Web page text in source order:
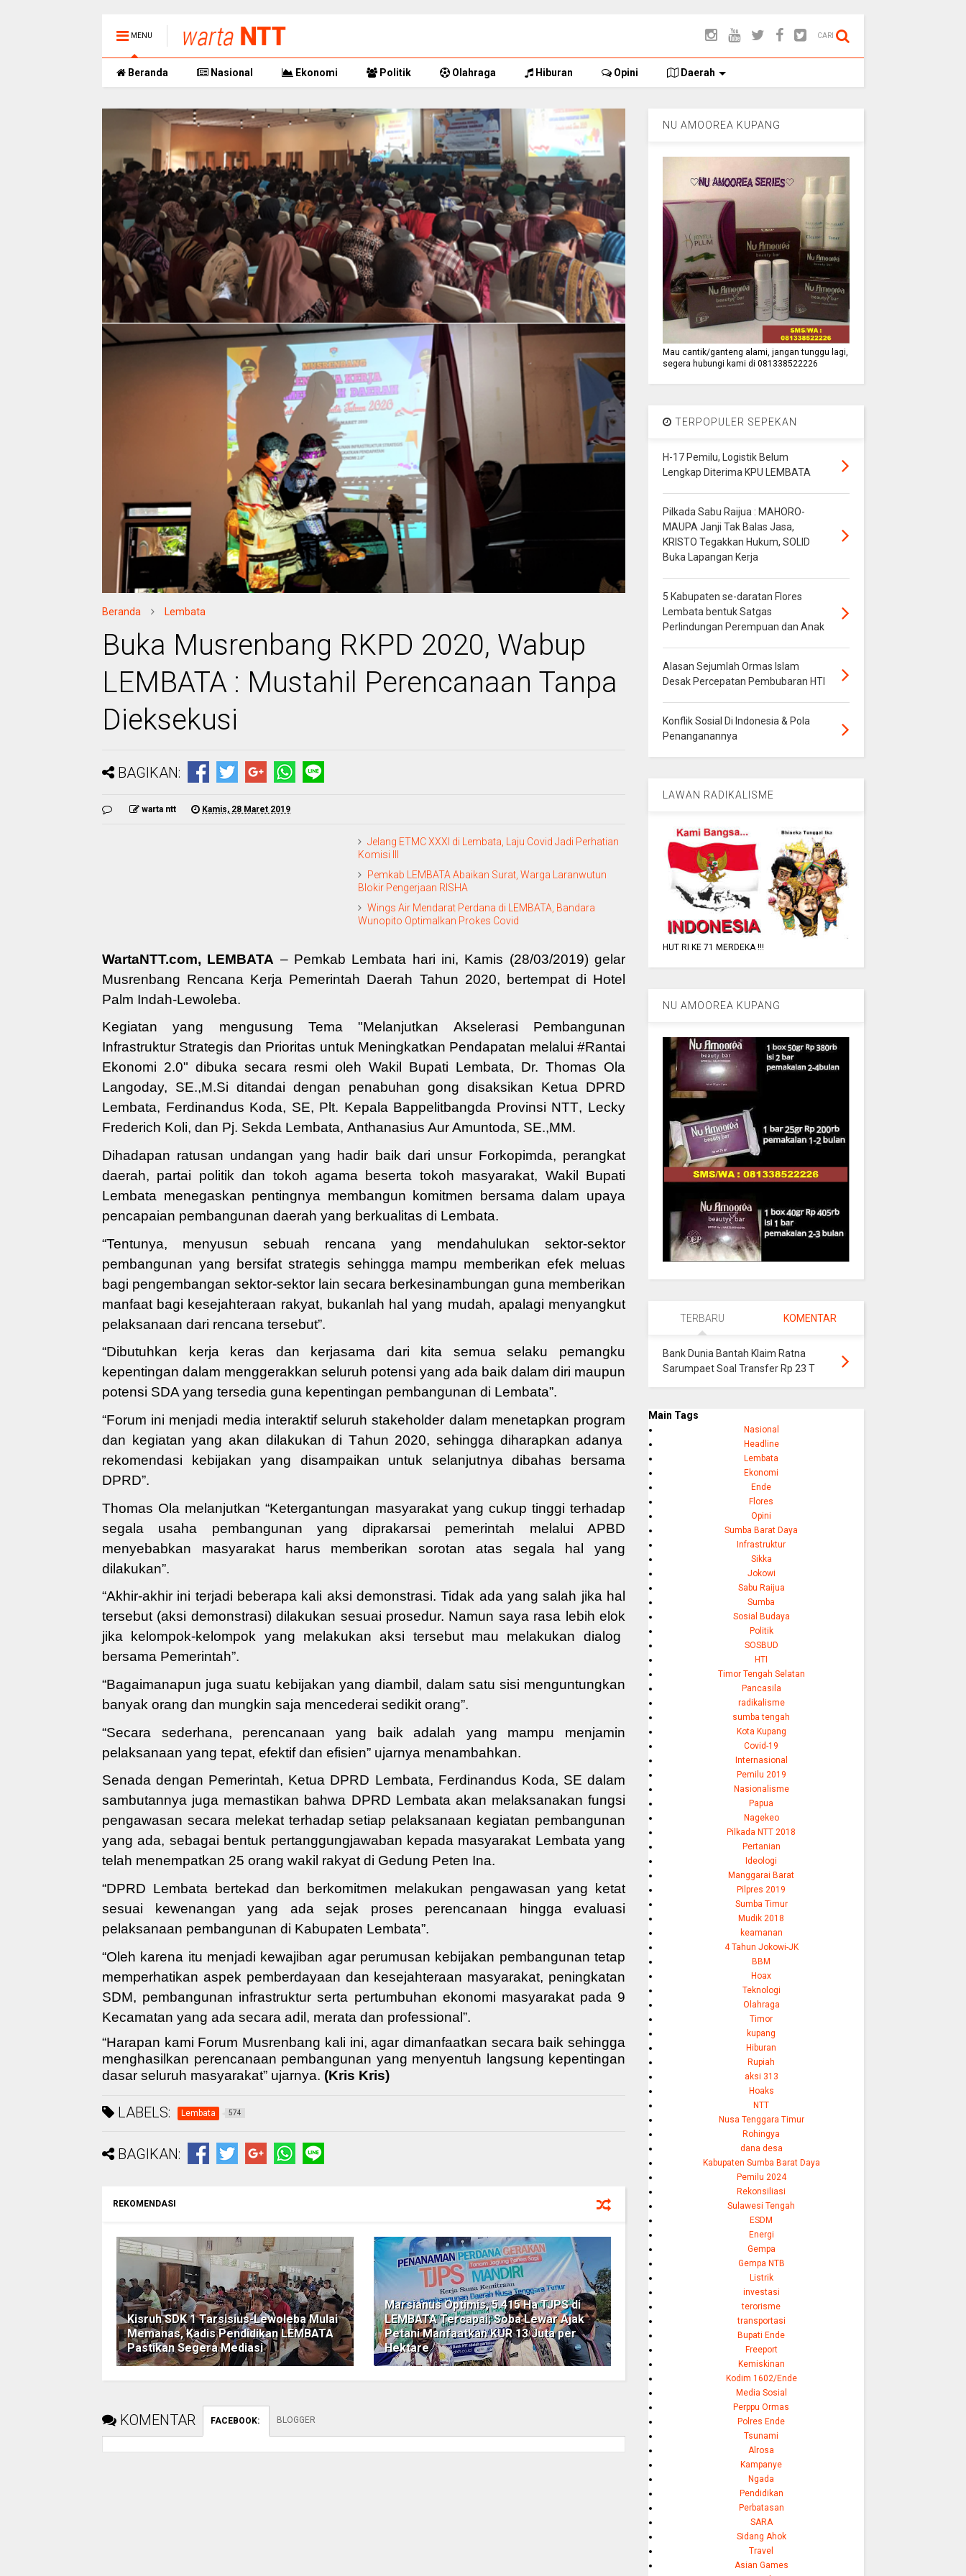
MENU CARI
Beranda Nasional Ekonomi Politik Olahraga Hiburan Opini Daerah
Beranda Lembata
Buka Musrenbang RKPD 2020, Wabup
LEMBATA : Mustahil Perencanaan Tanpa
Dieksekusi
BAGIKAN:
warta ntt Kamis, 28 Maret 2019
Jelang ETMC XXXI di Lembata, Laju Covid Jadi Perhatian
Komisi III
Pemkab LEMBATA Abaikan Surat, Warga Laranwutun
Blokir Pengerjaan RISHA
Wings Air Mendarat Perdana di LEMBATA, Bandara
Wunopito Optimalkan Prokes Covid
WartaNTT.com, LEMBATA – Pemkab Lembata hari ini, Kamis (28/03/2019) gelar
Musrenbang Rencana Kerja Pemerintah Daerah Tahun 2020, bertempat di Hotel
Palm Indah-Lewoleba.
Kegiatan yang mengusung Tema "Melanjutkan Akselerasi Pembangunan
Infrastruktur Strategis dan Prioritas untuk Meningkatkan Pendapatan melalui #Rantai
Ekonomi 2.0" dibuka secara resmi oleh Wakil Bupati Lembata, Dr. Thomas Ola
Langoday, SE.,M.Si ditandai dengan penabuhan gong disaksikan Ketua DPRD
Lembata, Ferdinandus Koda, SE, Plt. Kepala Bappelitbangda Provinsi NTT, Lecky
Frederich Koli, dan Pj. Sekda Lembata, Anthanasius Aur Amuntoda, SE.,MM.
Dihadapan ratusan undangan yang hadir baik dari unsur Forkopimda, perangkat
daerah, partai politik dan tokoh agama beserta tokoh masyarakat, Wakil Bupati
Lembata menegaskan pentingnya membangun komitmen bersamadalam upaya
pencapaian pembangunan daerah yang berkualitas di Lembata.
“Tentunya, menyusun sebuah rencana yang mendahulukan sektor-sektor
pembangunan yang bersifat strategis sehingga mampu memberikan efek meluas
bagi pengembangan sektor-sektor lain secara berkesinambungan guna memberikan
manfaat bagi kesejahteraan rakyat, bukanlah hal yang mudah, apalagi menyangkut
pelaksanaan dari rencana tersebut”.
“Dibutuhkan kerja keras dan kerjasama dari kita semua selaku pemangku
kepentingan dalam menggerakkan seluruh potensi yang ada baik dalam diri maupun
potensi SDA yang tersedia guna kepentingan pembangunan di Lembata”.
“Forum ini menjadi media interaktif seluruh stakeholder dalam menetapkan program
dan
kegiatan yang akan dilakukan di Tahun 2020, sehingga diharapkan adanya
rekomendasi kebijakan yang disampaikan untuk selanjutnyadibahas bersama
DPRD”.
Thomas Ola melanjutkan “Ketergantungan masyarakat yang cukup tinggi terhadap
segala usaha pembangunan yang diprakarsai pemerintah melalui APBD
menyebabkan masyarakat harus memberikan sorotan atas segala hal yang
dilakukan”.
“Akhir-akhir ini terjadi beberapa kali aksi demonstrasi. Tidak ada yang salah jika hal
tersebut (aksi demonstrasi) dilakukan sesuai prosedur. Namun saya rasa lebih elok
jika kelompok-kelompok yang melakukan aksi tersebut mau melakukan dialog
bersama Pemerintah”.
“Bagaimanapun juga suatu kebijakan yang diambil , dalam satu sisi menguntungkan
banyak orang dan mungkin saja mencederai sedikit orang”.
“Secara sederhana, perencanaan yang baik adalah yang mampu menjamin
pelaksanaan yang tepat, efektif dan efisien” ujarnya menambahkan.
Senada dengan Pemerintah, Ketua DPRD Lembata, Ferdinandus Koda, SE dalam
sambutannya juga memastikan bahwa DPRD Lembata akan melaksanakan fungsi
pengawasan secara melekat terhadap setiap pelaksanaan kegiatan pembangunan
yang ada, sebagai bentuk pertanggungjawaban kepada masyarakat Lembata yang
telah menempatkan 25 orang wakil rakyat di Gedung Peten Ina.
“DPRD Lembata bertekad dan berkomitmen melakukan pengawasan yang ketat
sesuai kewenangan yang ada sejak proses perencanaan hingga evaluasi
pelaksanaan pembangunan di Kabupaten Lembata”.
“Oleh karena itu menjadi kewajiban agar perumusan kebijakan pembangunan tetap
memperhatikan aspek pemberdayaan dan kesejahteraan masyarakat, peningkatan
SDM, pembangunan infrastruktur serta pertumbuhan ekonomi masyarakat pada 9
Kecamatan yang ada secara adil, merata dan professional”.
“Harapan kami Forum Musrenbang kali ini,agar dimanfaatkan secara baik sehingga
menghasilkan perencanaan pembangunan yang menyentuh langsung kepentingan
dasar seluruh masyarakat” ujarnya. (Kris Kris)
LABELS: Lembata 574
BAGIKAN:
REKOMENDASI
Kisruh SDK 1 Tarsisius-Lewoleba Mulai
Memanas, Kadis Pendidikan LEMBATA
Pastikan Segera Mediasi
Marsianus Optimis, 5.415 Ha TJPS di
LEMBATA Tercapai; Soba Lewar Ajak
Petani Manfaatkan KUR 13 Juta per
Hektare
KOMENTAR FACEBOOK: BLOGGER
NU AMOOREA KUPANG
Mau cantik/ganteng alami, jangan tunggu lagi,
segera hubungi kami di 081338522226
TERPOPULER SEPEKAN
H-17 Pemilu, Logistik Belum
Lengkap Diterima KPU LEMBATA
Pilkada Sabu Raijua : MAHORO-
MAUPA Janji Tak Balas Jasa,
KRISTO Tegakkan Hukum, SOLID
Buka Lapangan Kerja
5 Kabupaten se-daratan Flores
Lembata bentuk Satgas
Perlindungan Perempuan dan Anak
Alasan Sejumlah Ormas Islam
Desak Percepatan Pembubaran HTI
Konflik Sosial Di Indonesia & Pola
Penanganannya
LAWAN RADIKALISME
HUT RI KE 71 MERDEKA !!!
NU AMOOREA KUPANG
TERBARU KOMENTAR
Bank Dunia Bantah Klaim Ratna
Sarumpaet Soal Transfer Rp 23 T
Main Tags
Nasional
Headline
Lembata
Ekonomi
Ende
Flores
Opini
Sumba Barat Daya
Infrastruktur
Sikka
Jokowi
Sabu Raijua
Sumba
Sosial Budaya
Politik
SOSBUD
HTI
Timor Tengah Selatan
Pancasila
radikalisme
sumba tengah
Kota Kupang
Covid-19
Internasional
Pemilu 2019
Nasionalisme
Papua
Nagekeo
Pilkada NTT 2018
Pertanian
Ideologi
Manggarai Barat
Pilpres 2019
Sumba Timur
Mudik 2018
keamanan
4 Tahun Jokowi-JK
BBM
Hoax
Teknologi
Olahraga
Timor
kupang
Hiburan
Rupiah
aksi 313
Hoaks
NTT
Nusa Tenggara Timur
Rohingya
dana desa
Kabupaten Sumba Barat Daya
Pemilu 2024
Rekonsiliasi
Sulawesi Tengah
ESDM
Energi
Gempa
Gempa NTB
Listrik
investasi
terorisme
transportasi
Bupati Ende
Freeport
Kemiskinan
Kodim 1602/Ende
Media Sosial
Perppu Ormas
Polres Ende
Tsunami
Alrosa
Kampanye
Ngada
Pendidikan
Perbatasan
SARA
Sidang Ahok
Travel
Asian Games